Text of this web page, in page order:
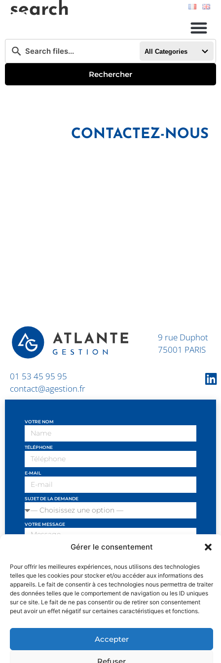
Gérer le consentement
Pour offrir les meilleures expériences, nous utilisons des technologies
telles que les cookies pour stocker et/ou accéder aux informations des
appareils. Le fait de consentir à ces technologies nous permettra de traiter
des données telles que le comportement de navigation ou les ID uniques
sur ce site. Le fait de ne pas consentir ou de retirer son consentement
peut avoir un effet négatif sur certaines caractéristiques et fonctions.
Accepter
Refuser
search
All Categories
Rechercher
CONTACTEZ-NOUS
9 rue Duphot
75001 PARIS
01 53 45 95 95
contact@agestion.fr
VOTRE NOM
TÉLÉPHONE
E-MAIL
SUJET DE LA DEMANDE
VOTRE MESSAGE
J'ai lu et j'accepte les conditions et politiques de
privacité
SEND
MENTIONS LÉGALES